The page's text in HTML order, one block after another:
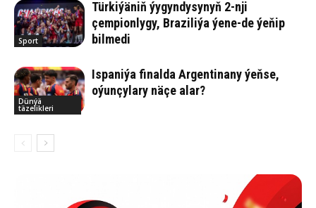
Sport
Türkiýäniň ýygyndysynyň 2-nji
çempionlygy, Braziliýa ýene-de ýeňip
bilmedi
Dünýä
täzelikleri
Ispaniýa finalda Argentinany ýeňse,
oýunçylary näçe alar?